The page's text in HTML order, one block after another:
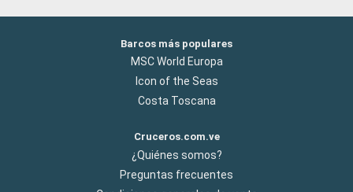
Barcos más populares
MSC World Europa
Icon of the Seas
Costa Toscana
Cruceros.com.ve
¿Quiénes somos?
Preguntas frecuentes